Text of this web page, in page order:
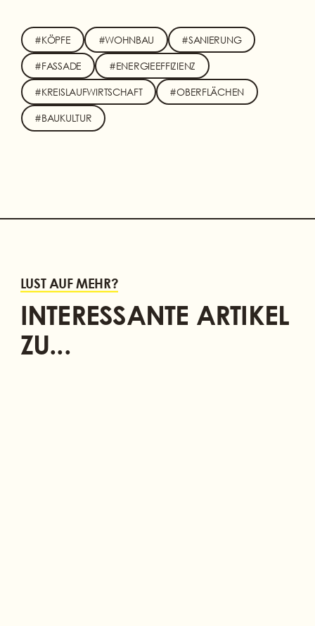
#KÖPFE #WOHNBAU #SANIERUNG
#FASSADE #ENERGIEEFFIZIENZ
#KREISLAUFWIRTSCHAFT #OBERFLÄCHEN
#BAUKULTUR
LUST AUF MEHR?
INTERESSANTE ARTIKEL
ZU...